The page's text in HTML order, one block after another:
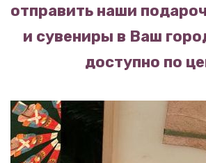
отправить наши
и сувениры в Ваш
доступно по